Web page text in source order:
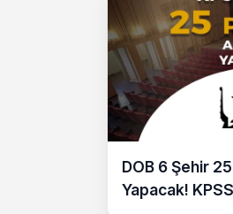
DOB 6 Şehir
Yapacak!